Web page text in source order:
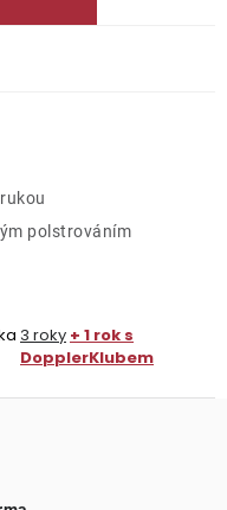
polstrováním
3 roky + 1 rok s
DopplerKlubem